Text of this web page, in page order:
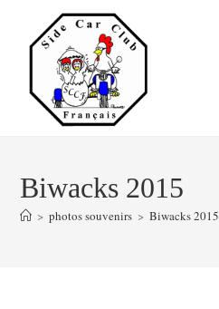
Biwacks 2015
> photos souvenirs > Biwacks 2015